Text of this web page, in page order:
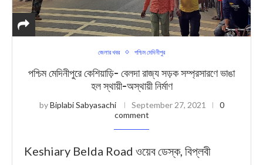
জেলার খবর পশ্চিম মেদিনীপুর
পশ্চিম মেদিনীপুরে কেশিয়াড়ি- বেলদা রাজ্য সড়ক সম্প্রসারণে ভাঙা
হল স্থায়ী-অস্থায়ী নির্মাণ
byBiplabi Sabyasachi September 27, 2021
0
comment
Keshiary Belda Road ওয়েব ডেস্ক, বিপ্লবী